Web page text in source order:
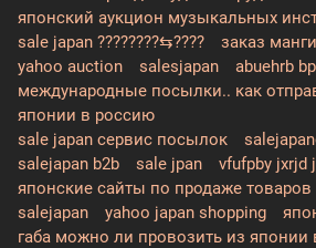
японский аукцион музыкальных
sale japan ????????⇆????
заказ
yahoo auction
salesjapan
abuehrb
международные посылки.. как
японии в россию
sale japan сервис посылок
salejapan b2b
sale jpan
vfufpby jxrjd
японские сайты по продаже товаров
salejapan
yahoo japan shopping
габа можно ли провозить из японии